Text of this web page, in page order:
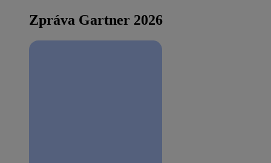
Zpráva Gartner 2026